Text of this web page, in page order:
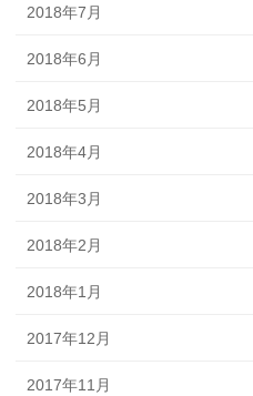
2018年7月
2018年6月
2018年5月
2018年4月
2018年3月
2018年2月
2018年1月
2017年12月
2017年11月